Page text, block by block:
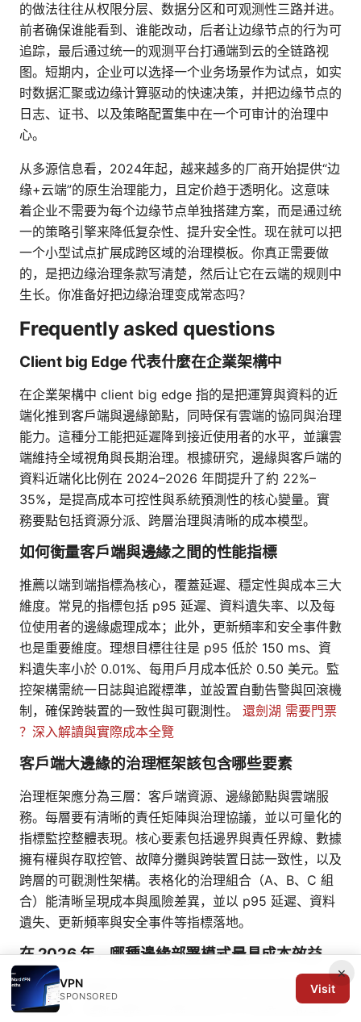
的做法往往从权限分层、数据分区和可观测性三路并进。
前者确保谁能看到、谁能改动，后者让边缘节点的行为可
追踪，最后通过统一的观测平台打通端到云的全链路视
图。短期内，企业可以选择一个业务场景作为试点，如实
时数据汇聚或边缘计算驱动的快速决策，并把边缘节点的
日志、证书、以及策略配置集中在一个可审计的治理中
心。
从多源信息看，2024年起，越来越多的厂商开始提供“边
缘+云端”的原生治理能力，且定价趋于透明化。这意味
着企业不需要为每个边缘节点单独搭建方案，而是通过统
一的策略引擎来降低复杂性、提升安全性。现在就可以把
一个小型试点扩展成跨区域的治理模板。你真正需要做
的，是把边缘治理条款写清楚，然后让它在云端的规则中
生长。你准备好把边缘治理变成常态吗？
Frequently asked questions
Client big Edge 代表什麼在企業架構中
在企業架構中 client big edge 指的是把運算與資料的近
端化推到客戶端與邊緣節點，同時保有雲端的協同與治理
能力。這種分工能把延遲降到接近使用者的水平，並讓雲
端維持全域視角與長期治理。根據研究，邊緣與客戶端的
資料近端化比例在 2024–2026 年間提升了約 22%–
35%，是提高成本可控性與系統預測性的核心變量。實
務要點包括資源分派、跨層治理與清晰的成本模型。
如何衡量客戶端與邊緣之間的性能指標
推薦以端到端指標為核心，覆蓋延遲、穩定性與成本三大
維度。常見的指標包括 p95 延遲、資料遺失率、以及每
位使用者的邊緣處理成本；此外，更新頻率和安全事件數
也是重要維度。理想目標往往是 p95 低於 150 ms、資
料遺失率小於 0.01%、每用戶月成本低於 0.50 美元。監
控架構需統一日誌與追蹤標準，並設置自動告警與回滾機
制，確保跨裝置的一致性與可觀測性。 還劍湖 需要門票
？深入解讀與實際成本全覽
客戶端大邊緣的治理框架該包含哪些要素
治理框架應分為三層：客戶端資源、邊緣節點與雲端服
務。每層要有清晰的責任矩陣與治理協議，並以可量化的
指標監控整體表現。核心要素包括邊界與責任界線、數據
擁有權與存取控管、故障分攤與跨裝置日誌一致性，以及
跨層的可觀測性架構。表格化的治理組合（A、B、C 組
合）能清晰呈現成本與風險差異，並以 p95 延遲、資料
遺失、更新頻率與安全事件等指標落地。
在 2026 年，哪種邊緣部署模式最具成本效益
數據顯示分層緩存與資料分段在跨域同步成本高企時最具
成本效益。邊緣容器與本地緩存結合可以把端到端延遲降
×
VPN
SPONSORED
Visit